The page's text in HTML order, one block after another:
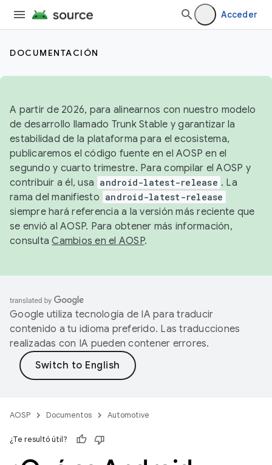
Acceder
DOCUMENTACIÓN
A partir de 2026, para alinearnos con nuestro modelo
de desarrollo llamado Trunk Stable y garantizar la
estabilidad de la plataforma para el ecosistema,
publicaremos el código fuente en el AOSP en el
segundo y cuarto trimestre. Para compilar el AOSP y
contribuir a él, usa android-latest-release . La
rama del manifiesto android-latest-release
siempre hará referencia a la versión más reciente que
se envió al AOSP. Para obtener más información,
consultaCambios en el AOSP.
Google utiliza tecnología de IA para traducir
contenido a tu idioma preferido. Las traducciones
realizadas con IA pueden contener errores.
AOSP Documentos Automotive
¿Te resultó útil?